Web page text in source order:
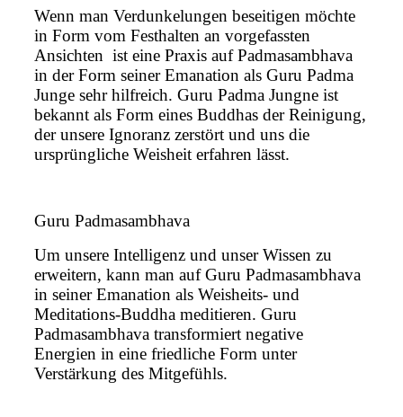
Wenn man Verdunkelungen beseitigen möchte
in Form vom Festhalten an vorgefassten
Ansichten ist eine Praxis auf Padmasambhava
in der Form seiner Emanation als Guru Padma
Junge sehr hilfreich. Guru Padma Jungne ist
bekannt als Form eines Buddhas der Reinigung,
der unsere Ignoranz zerstört und uns die
ursprüngliche Weisheit erfahren lässt.
Guru Padmasambhava
Um unsere Intelligenz und unser Wissen zu
erweitern, kann man auf Guru Padmasambhava
in seiner Emanation als Weisheits- und
Meditations-Buddha meditieren. Guru
Padmasambhava transformiert negative
Energien in eine friedliche Form unter
Verstärkung des Mitgefühls.